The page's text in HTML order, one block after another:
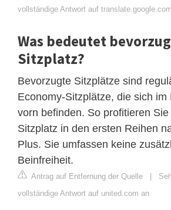
vollständige Antwort auf
Was bedeutet
Sitzplatz?
Bevorzugte Sitzplätze sind
Economy-Sitzplätze, die sich im
vorn befinden. So profitieren
Sitzplatz in den ersten Reihen
Plus. Sie umfassen keine
Beinfreiheit.
Antrag auf Entfernung der Quelle |
vollständige Antwort auf united.com an